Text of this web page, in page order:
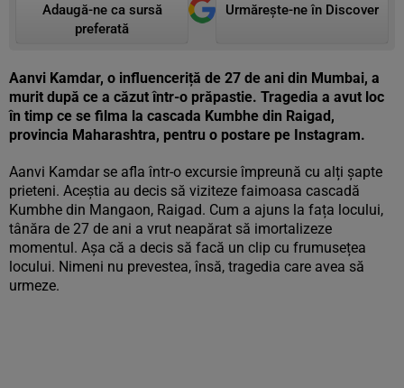
Adaugă-ne ca sursă
preferată
Urmărește-ne în Discover
Aanvi Kamdar, o influenceriță de 27 de ani din Mumbai, a
murit după ce a căzut într-o prăpastie. Tragedia a avut loc
în timp ce se filma la cascada Kumbhe din Raigad,
provincia Maharashtra, pentru o postare pe Instagram.
Aanvi Kamdar se afla într-o excursie împreună cu alți șapte
prieteni. Aceștia au decis să viziteze faimoasa cascadă
Kumbhe din Mangaon, Raigad. Cum a ajuns la fața locului,
tânăra de 27 de ani a vrut neapărat să imortalizeze
momentul. Așa că a decis să facă un clip cu frumusețea
locului. Nimeni nu prevestea, însă, tragedia care avea să
urmeze.